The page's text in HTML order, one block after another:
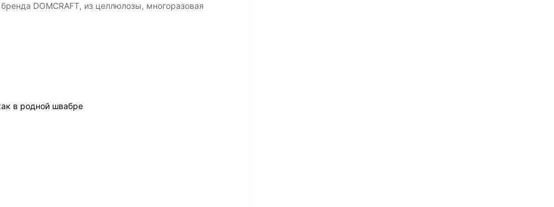
DOMCRAFT, из целлюлозы, многоразовая
в родной швабре